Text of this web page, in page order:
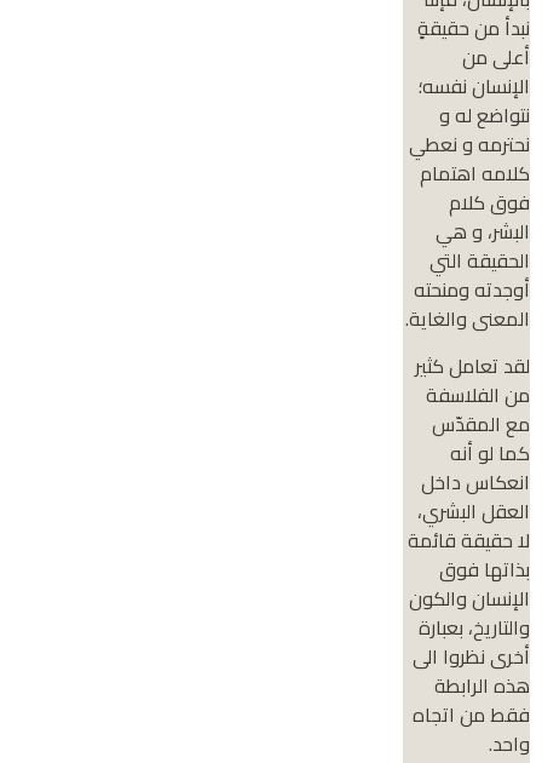
نبدأ من حقيقةٍ
أعلى من
الإنسان نفسه؛
نتواضع له و
نحترمه و نعطي
كلامه اهتمام
فوق كلام
البشر، و هي
الحقيقة التي
أوجدته ومنحته
المعنى والغاية.
لقد تعامل كثير
من الفلاسفة
مع المقدّس
كما لو أنه
انعكاس داخل
العقل البشري،
لا حقيقة قائمة
بذاتها فوق
الإنسان والكون
والتاريخ، بعبارة
أخرى نظروا الى
هذه الرابطة
فقط من اتجاه
واحد.